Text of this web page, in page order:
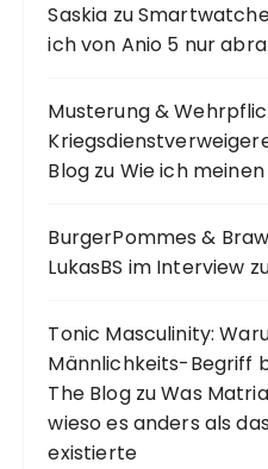
Saskia zu
ich von Anio 5 nur
Musterung &
Blog zu Wie ich
BurgerPommes &
LukasBS im Interview
Tonic Masculinity:
Männlichkeits-Begriff
The BlogzuWas
wieso es anders als
existierte